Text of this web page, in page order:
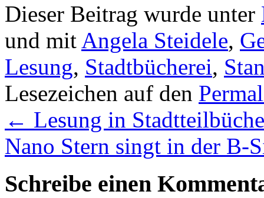
Dieser Beitrag wurde unter
und mit Angela Steidele,
Lesung, Stadtbücherei,
Lesezeichen auf den
← Lesung in
Nano Stern singt in der B-
Schreibe einen